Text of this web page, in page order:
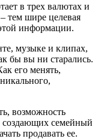
в трех валютах и
тем шире целевая
информации.
музыке и клипах,
бы вы ни старались.
его менять,
возможность
создающих семейный
продавать ее.